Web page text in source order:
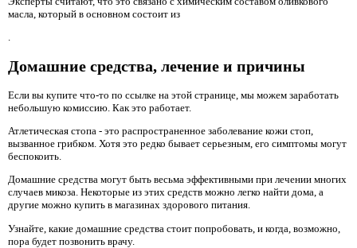
масла, который в основном состоит из
.
Домашние средства, лечение и причины
Если вы купите что-то по ссылке на этой странице, мы можем заработать
небольшую комиссию. Как это работает.
Атлетическая стопа - это распространенное заболевание кожи стоп,
вызванное грибком. Хотя это редко бывает серьезным, его симптомы могут
беспокоить.
Домашние средства могут быть весьма эффективными при лечении многих
случаев микоза. Некоторые из этих средств можно легко найти дома, а
другие можно купить в магазинах здорового питания.
Узнайте, какие домашние средства стоит попробовать, и когда, возможно,
пора будет позвонить врачу.